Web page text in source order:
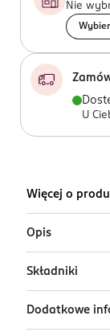
Nie
U
Więcej o
Opis
Kimoco
wygładzające
Składniki
Ingredients:
Butylene
Dodatkowe